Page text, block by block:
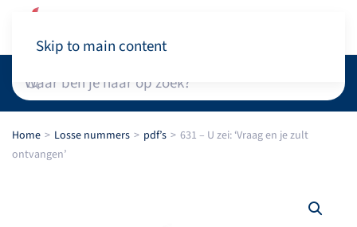
Skip to main content
Home Losse nummers pdf’s
631 – U zei: ‘Vraag en je zult
ontvangen’